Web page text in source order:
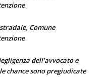
Comune
dell’avvocato e
chance sono pregiudicate